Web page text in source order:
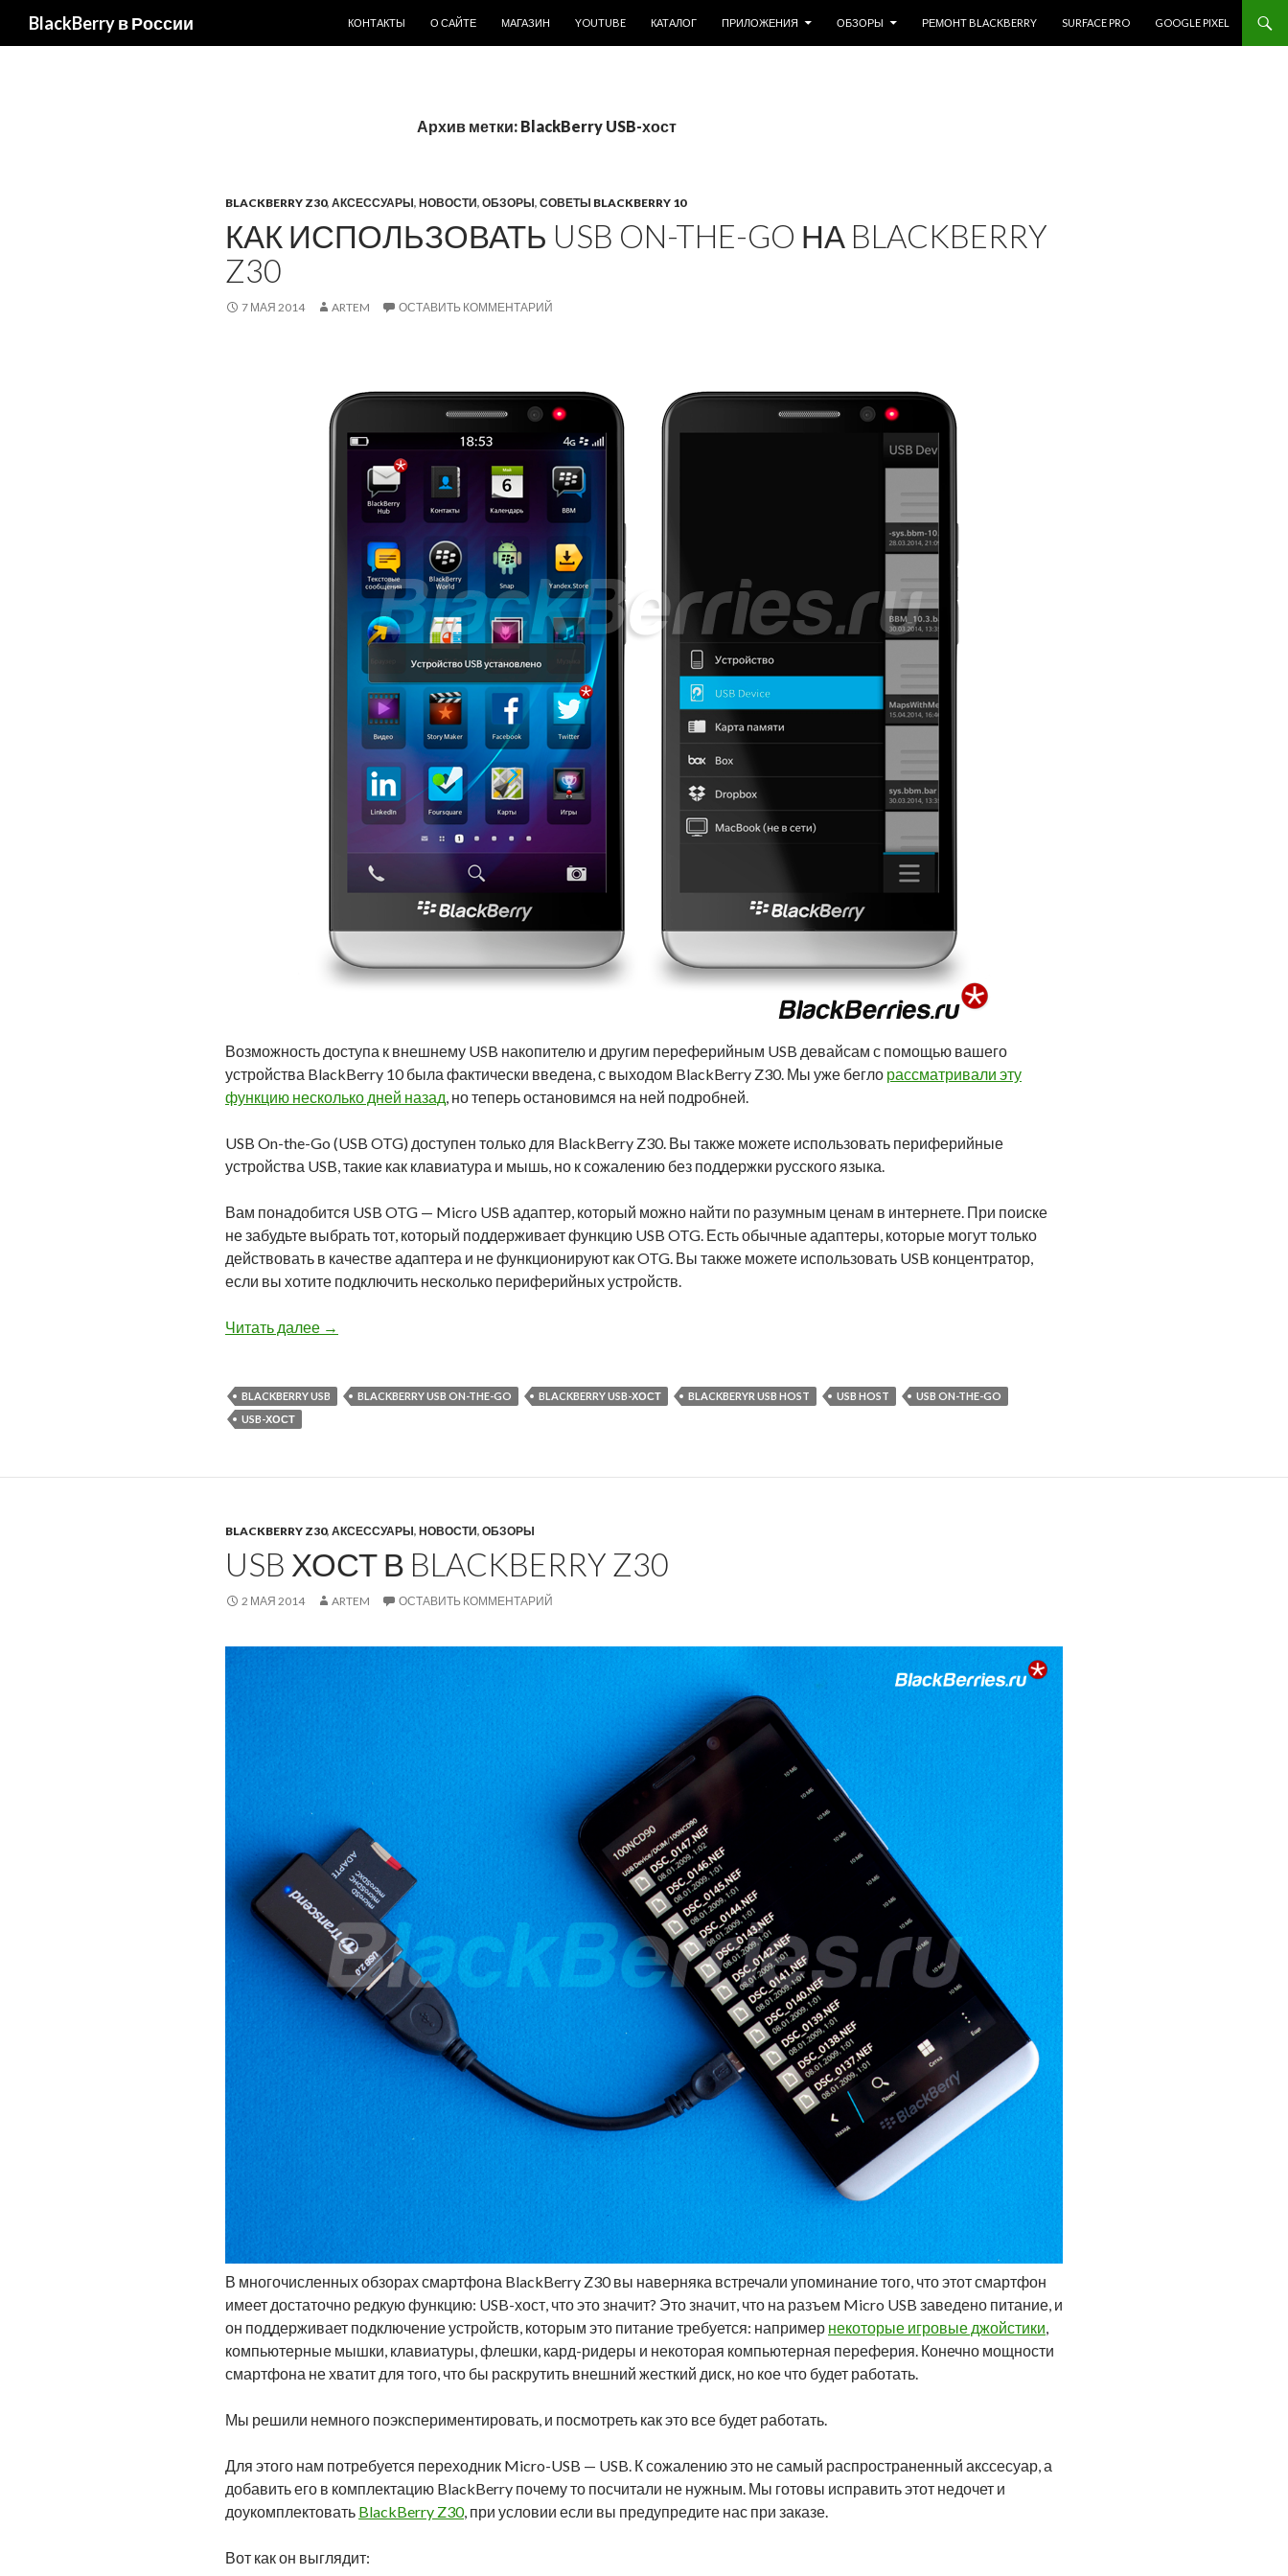
BlackBerry в России
КОНТАКТЫ
О САЙТЕ МАГАЗИН YOUTUBE КАТАЛОГ ПРИЛОЖЕНИЯ ОБЗОРЫ РЕМОНТ BLACKBERRY SURFACE PRO GOOGLE PIXEL
Архив метки: BlackBerry USB-хост
BLACKBERRY Z30, АКСЕССУАРЫ, НОВОСТИ, ОБЗОРЫ, СОВЕТЫ BLACKBERRY 10
КАК ИСПОЛЬЗОВАТЬ USB ON-THE-GO НА BLACKBERRY
Z30
7 МАЯ 2014 ARTEM ОСТАВИТЬ КОММЕНТАРИЙ
Возможность доступа к внешнему USB накопителю и другим переферийным USB девайсам с помощью вашего
устройства BlackBerry 10 была фактически введена, с выходом BlackBerry Z30. Мы уже бегло рассматривали эту
функцию несколько дней назад, но теперь остановимся на ней подробней.
USB On-the-Go (USB OTG) доступен только для BlackBerry Z30. Вы также можете использовать периферийные
устройства USB, такие как клавиатура и мышь, но к сожалению без поддержки русского языка.
Вам понадобится USB OTG — Micro USB адаптер, который можно найти по разумным ценам в интернете. При поиске
не забудьте выбрать тот, который поддерживает функцию USB OTG. Есть обычные адаптеры, которые могут только
действовать в качестве адаптера и не функционируют как OTG. Вы также можете использовать USB концентратор,
если вы хотите подключить несколько периферийных устройств.
Читать далее Как использовать USB On-the-Go на BlackBerry Z30
→
BLACKBERRY USB BLACKBERRY USB ON-THE-GO BLACKBERRY USB-ХОСТ BLACKBERYR USB HOST USB HOST
USB ON-THE-GO
USB-ХОСТ
BLACKBERRY Z30, АКСЕССУАРЫ, НОВОСТИ, ОБЗОРЫ
USB ХОСТ В BLACKBERRY Z30
2 МАЯ 2014 ARTEM ОСТАВИТЬ КОММЕНТАРИЙ
В многочисленных обзорах смартфона BlackBerry Z30 вы наверняка встречали упоминание того, что этот смартфон
имеет достаточно редкую функцию: USB-хост, что это значит? Это значит, что на разъем Micro USB заведено питание, и
он поддерживает подключение устройств, которым это питание требуется: например некоторые игровые джойстики,
компьютерные мышки, клавиатуры, флешки, кард-ридеры и некоторая компьютерная переферия. Конечно мощности
смартфона не хватит для того, что бы раскрутить внешний жесткий диск, но кое что будет работать.
Мы решили немного поэкспериментировать, и посмотреть как это все будет работать.
Для этого нам потребуется переходник Micro-USB — USB. К сожалению это не самый распространенный акссесуар, а
добавить его в комплектацию BlackBerry почему то посчитали не нужным. Мы готовы исправить этот недочет и
доукомплектовать BlackBerry Z30, при условии если вы предупредите нас при заказе.
Вот как он выглядит: